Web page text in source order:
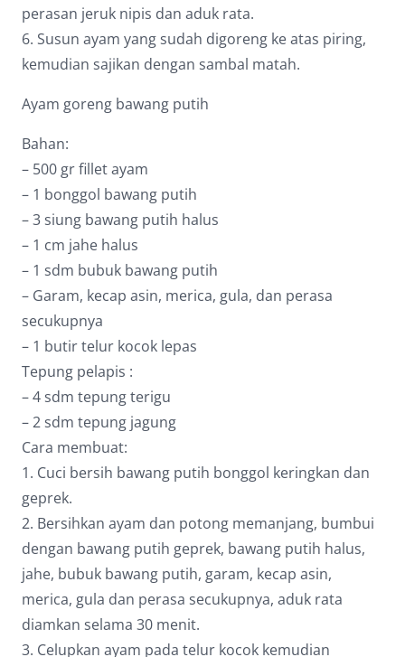
perasan jeruk nipis dan aduk rata.
6. Susun ayam yang sudah digoreng ke atas piring,
kemudian sajikan dengan sambal matah.
Ayam goreng bawang putih
Bahan:
– 500 gr fillet ayam
– 1 bonggol bawang putih
– 3 siung bawang putih halus
– 1 cm jahe halus
– 1 sdm bubuk bawang putih
– Garam, kecap asin, merica, gula, dan perasa
secukupnya
– 1 butir telur kocok lepas
Tepung pelapis :
– 4 sdm tepung terigu
– 2 sdm tepung jagung
Cara membuat:
1. Cuci bersih bawang putih bonggol keringkan dan
geprek.
2. Bersihkan ayam dan potong memanjang, bumbui
dengan bawang putih geprek, bawang putih halus,
jahe, bubuk bawang putih, garam, kecap asin,
merica, gula dan perasa secukupnya, aduk rata
diamkan selama 30 menit.
3. Celupkan ayam pada telur kocok kemudian